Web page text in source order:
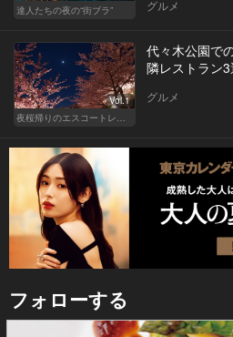
達人たちの夜の“街ブラ”
グルメ
Vol.1
代々木公園で
隣レストラン3
グルメ
フォローする